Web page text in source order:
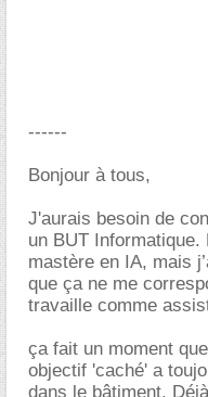
------
Bonjour à tous,
J'aurais besoin de
un BUT Informatique.
mastère en IA, mais
que ça ne me
travaille comme
ça fait un moment
objectif 'caché' a
dans le bâtiment.